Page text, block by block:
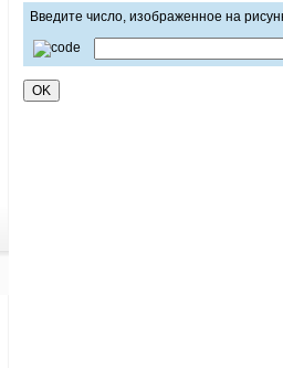
Введите число, изображенное на